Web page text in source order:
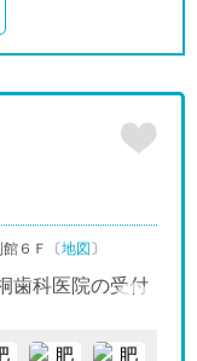
６Ｆ〔地図〕